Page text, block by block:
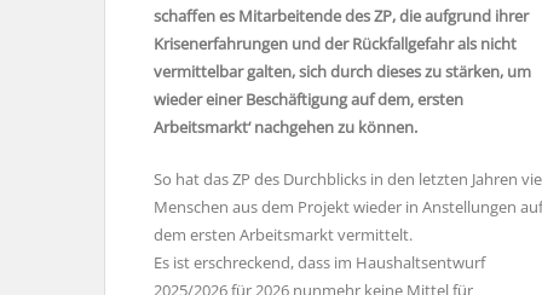
schaffen es Mitarbeitende des ZP, die aufgrund ihrer
Krisenerfahrungen und der Rückfallgefahr als nicht
vermittelbar galten, sich durch dieses zu stärken, um
wieder einer Beschäftigung auf dem‚ ersten
Arbeitsmarkt‘ nachgehen zu können.
So hat das ZP des Durchblicks in den letzten Jahren
Menschen aus dem Projekt wieder in Anstellungen auf
dem ersten Arbeitsmarkt vermittelt.
Es ist erschreckend, dass im Haushaltsentwurf
2025/2026 für 2026 nunmehr keine Mittel für